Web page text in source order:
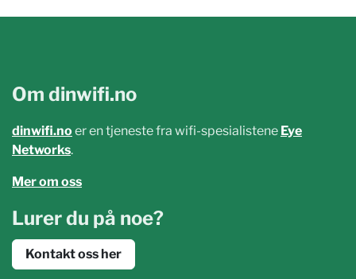
Om dinwifi.no
dinwifi.no er en tjeneste fra wifi-spesialistene Eye
Networks.
Mer om oss
Lurer du på noe?
Kontakt oss her